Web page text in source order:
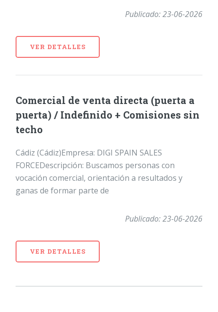
Publicado: 23-06-2026
VER DETALLES
Comercial de venta directa (puerta a
puerta) / Indefinido + Comisiones sin
techo
Cádiz (Cádiz)Empresa: DIGI SPAIN SALES
FORCEDescripción: Buscamos personas con
vocación comercial, orientación a resultados y
ganas de formar parte de
Publicado: 23-06-2026
VER DETALLES